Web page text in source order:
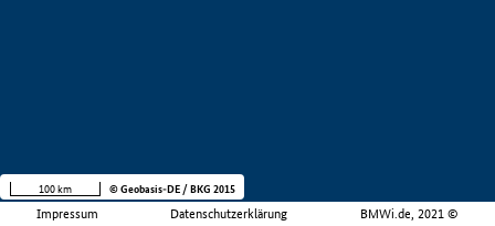
Impressum Datenschutzerklärung BMWi.de, 2021 ©
100 km © Geobasis-DE / BKG 2015